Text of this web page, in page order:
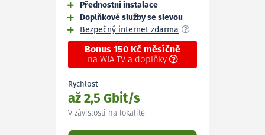
Přednostní instalace
Doplňkové služby se slevou
Bezpečný internet zdarma
Bonus 150 Kč měsíčně
na WIA TV a doplňky
Rychlost
až 2,5 Gbit/s
V závislosti na lokalitě.